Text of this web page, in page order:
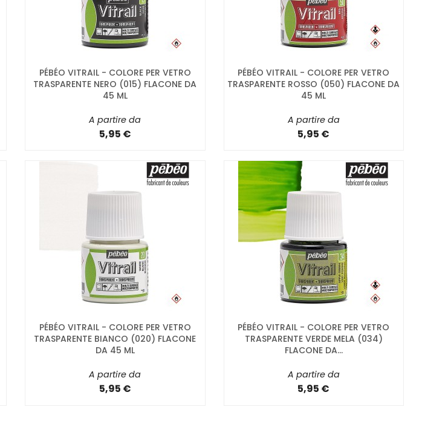
PÉBÉO VITRAIL - COLORE PER VETRO
TRASPARENTE NERO (015) FLACONE DA
45 ML
A partire da
5,95 €
PÉBÉO VITRAIL - COLORE PER VETRO
TRASPARENTE ROSSO (050) FLACONE DA
45 ML
A partire da
5,95 €
PÉBÉO VITRAIL - COLORE PER VETRO
TRASPARENTE BIANCO (020) FLACONE
DA 45 ML
A partire da
5,95 €
PÉBÉO VITRAIL - COLORE PER VETRO
TRASPARENTE VERDE MELA (034)
FLACONE DA...
A partire da
5,95 €